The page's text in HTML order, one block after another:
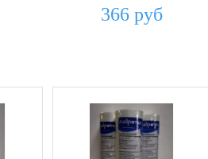
ПП)
366 руб